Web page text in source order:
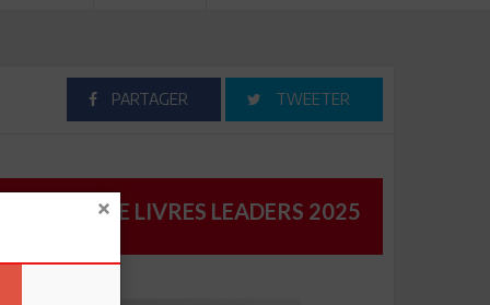
PARTAGER TWEETER
CATALOGUE LIVRES LEADERS 2025